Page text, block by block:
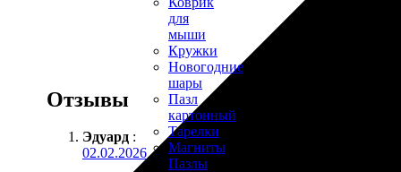
для
мыши
Кружки
Новогодние
шары
Пазл
картонный
Тарелки
Магниты
Пазлы
Отзывы
Эдуард :
02.02.2026